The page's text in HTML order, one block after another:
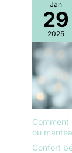
Jan
29
2025
ou
Confort